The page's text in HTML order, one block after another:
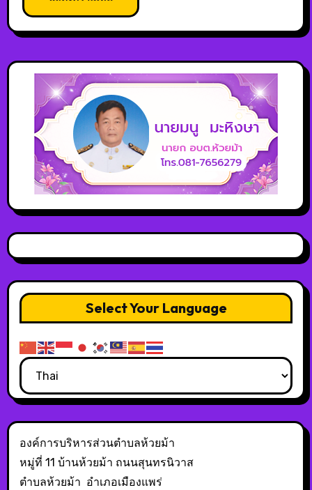
Select Your Language
องค์การบริหารส่วนตำบลห้วยม้า
หมู่ที่ 11 บ้านห้วยม้า ถนนสุนทรนิวาส
ตำบลห้วยม้า อำเภอเมืองแพร่